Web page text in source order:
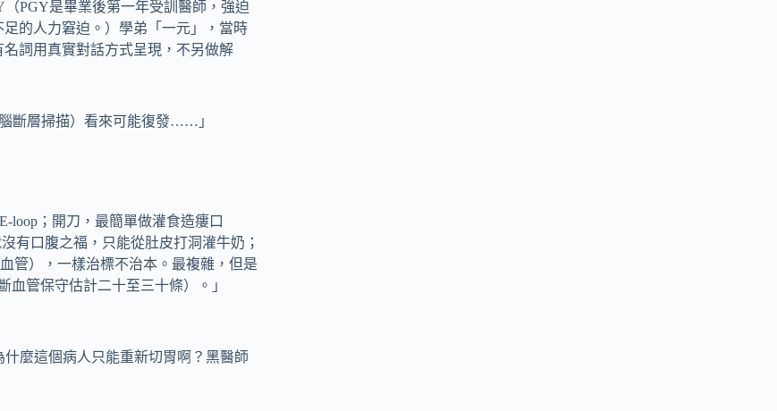
PGY是畢業後第一年受訓醫師，強迫
的人力窘迫。）學弟「一元」，當時
詞用真實對話方式呈現，不另做解
斷層掃描）看來可能復發……」
loop；開刀，最簡單做灌食造瘻口
有口腹之福，只能從肚皮打洞灌牛奶；
管），一樣治標不治本。最複雜，但是
血管保守估計二十至三十條）。」
麼這個病人只能重新切胃啊？黑醫師